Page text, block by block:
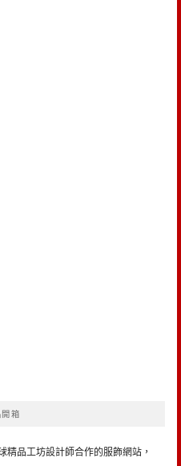
箱
精品工坊設計師合作的服飾網站，